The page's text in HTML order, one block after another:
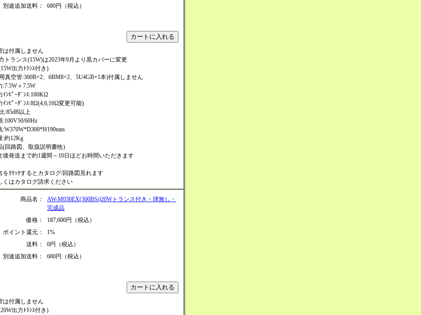
別途追加送料：
680円（税込）
は付属しません
トランス(15W)は2023年9月より黒カバーに変更
出力ﾄﾗﾝｽ付き)
真空管:300B×2、6BM8×2、5U4GB×1本)付属しません
:7.5W＋7.5W
ｲﾝﾋﾟｰﾀﾞﾝｽ:100KΩ
ｲﾝﾋﾟｰﾀﾞﾝｽ:8Ω(4,6,16Ω変更可能)
:85dB以上
:100V50/60Hz
:W370W*D300*H190mm
:約12Kg
(回路図、取扱説明書他)
後発送まで約1週間～10日ほどお時間いただきます
をｸﾘｯｸするとカタログ/回路図見れます
はカタログ請求ください
商品名：
AW-M030EX(300BSi)20Wトランス付き・球無し・
完成品
価格：
187,600円（税込）
ポイント還元：
1%
送料：
0円（税込）
別途追加送料：
680円（税込）
は付属しません
出力ﾄﾗﾝｽ付き)